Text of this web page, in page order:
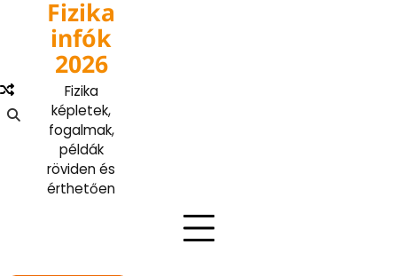
content
Fizika
infók
2026
Fizika
képletek,
fogalmak,
példák
röviden és
érthetően